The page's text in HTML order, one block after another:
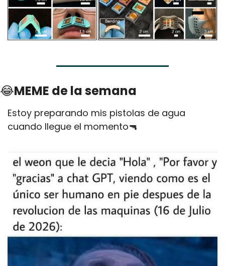
😂MEME de la semana
Estoy preparando mis pistolas de agua
cuando llegue el momento🔫